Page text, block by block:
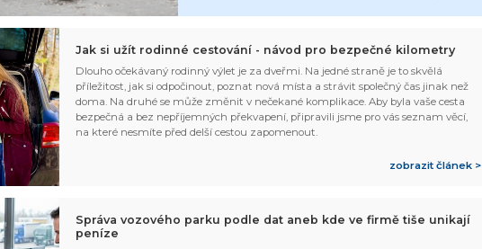
Jak si užít rodinné cestování - návod pro bezpečné kilometry
Dlouho očekávaný rodinný výlet je za dveřmi. Na jedné straně je to skvělá
příležitost, jak si odpočinout, poznat nová místa a strávit společný čas jinak než
doma. Na druhé se může změnit v nečekané komplikace. Aby byla vaše cesta
bezpečná a bez nepříjemných překvapení, připravili jsme pro vás seznam věcí,
na které nesmíte před delší cestou zapomenout.
zobrazit článek >
Správa vozového parku podle dat aneb kde ve firmě tiše unikají
peníze